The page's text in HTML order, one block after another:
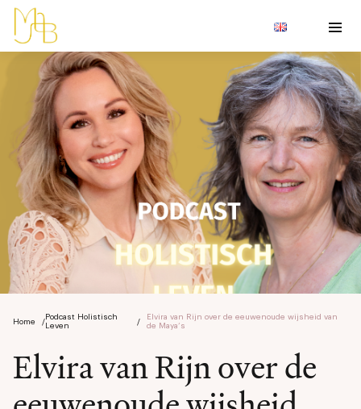
Home /
Podcast Holistisch
Leven
/
Elvira van Rijn over de eeuwenoude wijsheid van
de Maya’s
Elvira van Rijn over de